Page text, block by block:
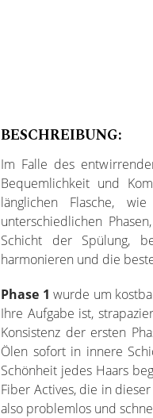
BESCHREIBUNG:
Im Falle des
Bequemlichkeit und
länglichen Flasche,
unterschiedlichen
Schicht der Spülung,
harmonieren und die
Phase 1 wurde um
Ihre Aufgabe ist,
Konsistenz der ersten
Ölen sofort in innere
Schönheit jedes Haars
Fiber Actives, die in
also problemlos und